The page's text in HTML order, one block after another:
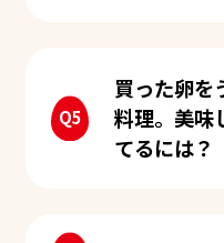
買った卵を
料理。美味
てるには？